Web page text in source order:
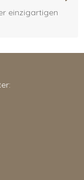
einzigartigen